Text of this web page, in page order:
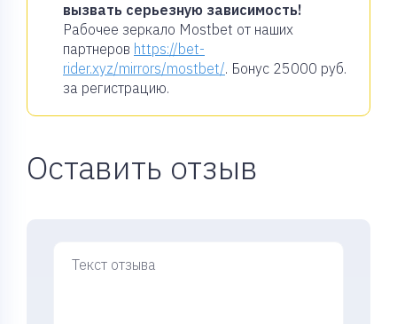
вызвать серьезную зависимость!
Рабочее зеркало Mostbet от наших
партнеров https://bet-
rider.xyz/mirrors/mostbet/. Бонус 25000 руб.
за регистрацию.
Оставить отзыв